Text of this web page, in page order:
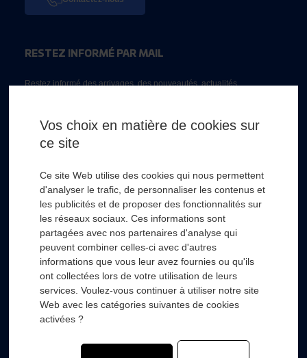
RESTEZ INFORMÉ PAR MAIL
Restez informé des arrivages, des nouveautés, actualités...
RSL HYDRO +
FOURNISSEURS +
SECTEURS D’ACTIVITÉS
Vos choix en matière de cookies sur
ce site
Ce site Web utilise des cookies qui nous permettent
d'analyser le trafic, de personnaliser les contenus et
les publicités et de proposer des fonctionnalités sur
les réseaux sociaux. Ces informations sont
partagées avec nos partenaires d'analyse qui
peuvent combiner celles-ci avec d'autres
informations que vous leur avez fournies ou qu'ils
ont collectées lors de votre utilisation de leurs
services. Voulez-vous continuer à utiliser notre site
Web avec les catégories suivantes de cookies
activées ?